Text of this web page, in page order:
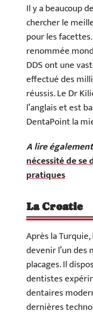
Il y a beaucoup
chercher le
pour les
renommée
DDS ont une
effectué des
réussis. Le Dr
l’anglais et est
DentaPoint la
A lire
nécessité de se
pratiques
La Croatie
Après la
devenir l’un des
placages. Il
dentistes
dentaires
dernières